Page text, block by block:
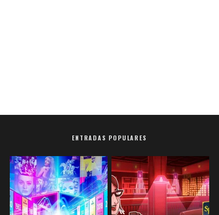
ENTRADAS POPULARES